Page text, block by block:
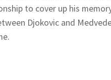
to cover up his
Djokovic and